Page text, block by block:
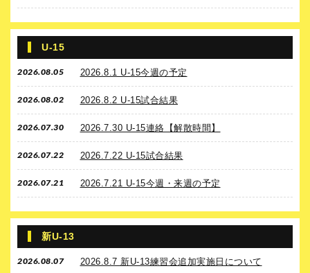
U-15
2026.08.05 2026.8.1 U-15今週の予定
2026.08.02 2026.8.2 U-15試合結果
2026.07.30 2026.7.30 U-15連絡【解散時間】
2026.07.22 2026.7.22 U-15試合結果
2026.07.21 2026.7.21 U-15今週・来週の予定
新U-13
2026.08.07 2026.8.7 新U-13練習会追加実施日について